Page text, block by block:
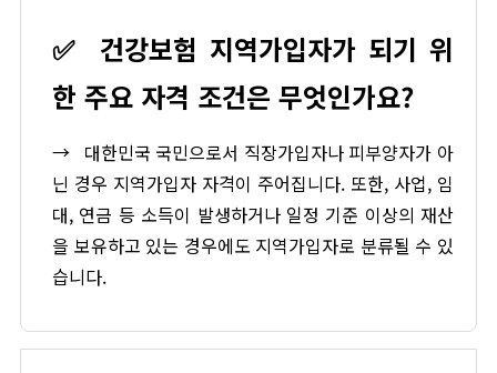
✅
건강보험 지역가입자가 되기 위
한 주요 자격 조건은 무엇인가요?
→ 대한민국 국민으로서 직장가입자나 피부양자가 아
닌 경우 지역가입자 자격이 주어집니다. 또한, 사업, 임
대, 연금 등 소득이 발생하거나 일정 기준 이상의 재산
을 보유하고 있는 경우에도 지역가입자로 분류될 수 있
습니다.